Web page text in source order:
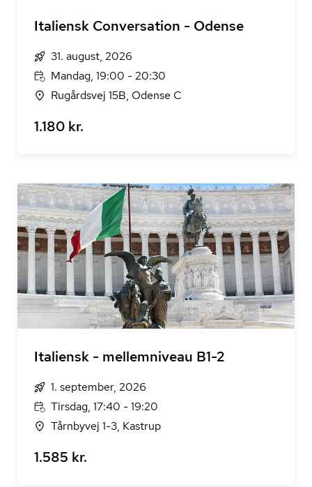
Italiensk Conversation - Odense
31. august, 2026
Mandag, 19:00 - 20:30
Rugårdsvej 15B, Odense C
1.180 kr.
Italiensk - mellemniveau B1-2
1. september, 2026
Tirsdag, 17:40 - 19:20
Tårnbyvej 1-3, Kastrup
1.585 kr.